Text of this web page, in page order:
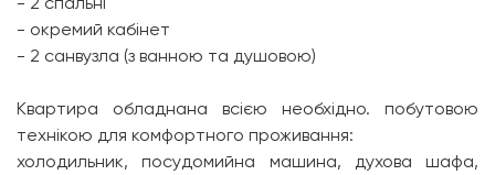
- окремий кабінет
- 2 санвузла (з ванною та душовою)
Квартира обладнана всією необхідно. побутовою
технікою для комфортного проживання:
холодильник, посудомийна машина, духова шафа,